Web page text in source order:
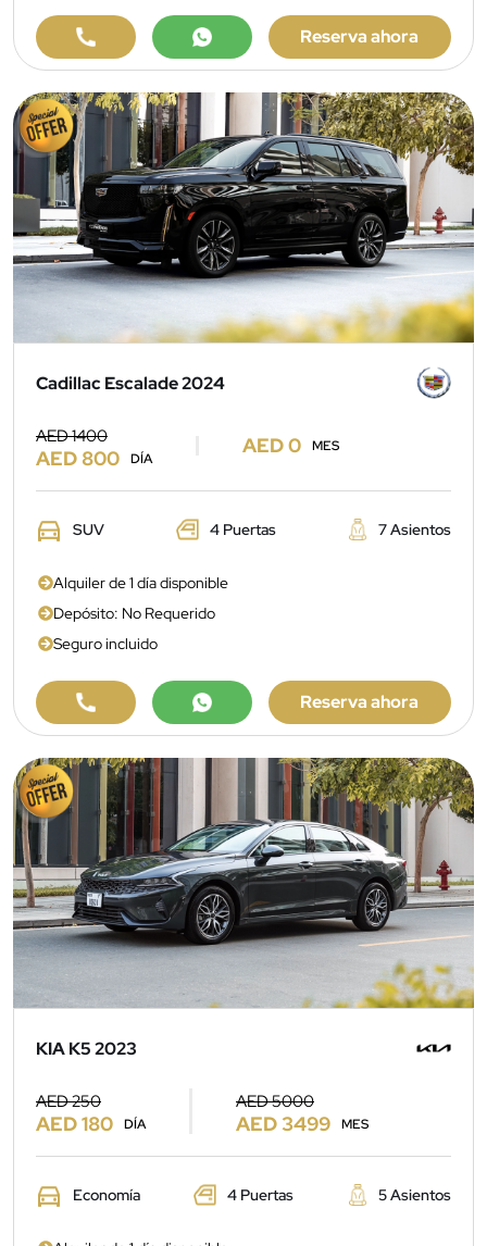
Reserva ahora
Cadillac Escalade 2024
AED 1400
AED 800 DÍA
AED 0 MES
SUV 4 Puertas 7 Asientos
Alquiler de 1 día disponible
Depósito: No Requerido
Seguro incluido
Reserva ahora
KIA K5 2023
AED 250
AED 180 DÍA
AED 5000
AED 3499 MES
Economía 4 Puertas 5 Asientos